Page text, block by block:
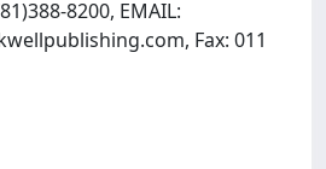
8200, EMAIL:
Fax: 011